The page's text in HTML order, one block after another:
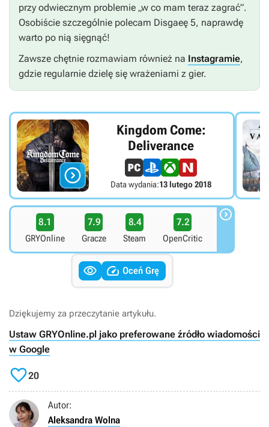
przy odwiecznym problemie „w co mam teraz zagrać”.
Osobiście szczególnie polecam Disgaeę 5, naprawdę
warto po nią sięgnąć!
Zawsze chętnie rozmawiam również na Instagramie,
gdzie regularnie dzielę się wrażeniami z gier.

Kingdom Come:
Deliverance
Data wydania:13 lutego 2018
8.1
GRYOnline
7.9
Gracze
8.4
Steam
7.2
OpenCritic

  Oceń Grę
Dziękujemy za przeczytanie artykułu.
Ustaw GRYOnline.pl jako preferowane źródło wiadomości
w Google
20
Autor:
Aleksandra Wolna